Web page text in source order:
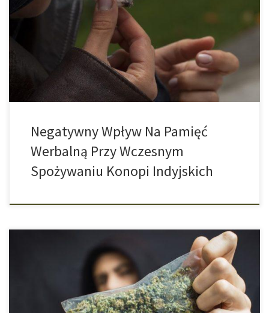
ludzi? Zespół badawczy z USA badał tę kwestię przeprowadzając
swoje analizy na rodzeństwach. Podczas nauki do następnego
testu lub egzaminu dobra pamięć powinna być atutem. Jednak
każdy, kto w wieku młodzieńczym regularnie pali marihuanę musi
liczyć się z tym, że jego zdolność […]
Negatywny Wpływ Na Pamięć
Werbalną Przy Wczesnym
Spożywaniu Konopi Indyjskich
W Szwajcarii coraz częstsze są przypadki z pojawieniem się
fałszywej marihuany. Chodzi tu o konopie przemysłowe, czyli
popularny susz CBD, który poddawany jest obróbce syntetycznymi
cannabinoidami. Użytkownicy takiego suszu ryzykują